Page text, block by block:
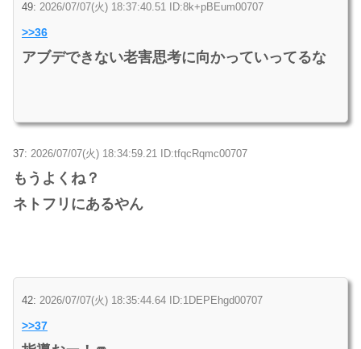
49: 2026/07/07(火) 18:37:40.51 ID:8k+pBEum00707
>>36
アブデできない老害思考に向かっていってるな
37: 2026/07/07(火) 18:34:59.21 ID:tfqcRqmc00707
もうよくね？
ネトフリにあるやん
42: 2026/07/07(火) 18:35:44.64 ID:1DEPEhgd00707
>>37